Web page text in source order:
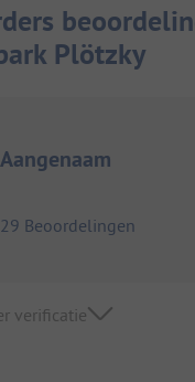
Plötzky
Aangenaam
29 Beoordelingen
verificatie